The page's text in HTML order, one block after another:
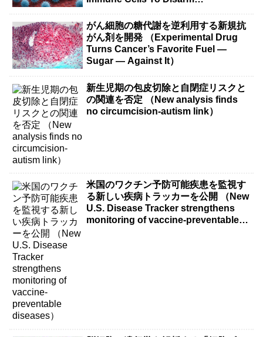
がん細胞の糖代謝を逆利用する新規抗
がん剤を開発 （Experimental Drug
Turns Cancer’s Favorite Fuel —
Sugar — Against It）
新生児期の包皮切除と自閉症リスクと
の関連を否定 （New analysis finds
no circumcision-autism link）
米国のワクチン予防可能疾患を監視す
る新しい疾病トラッカーを公開 （New
U.S. Disease Tracker strengthens
monitoring of vaccine-preventable